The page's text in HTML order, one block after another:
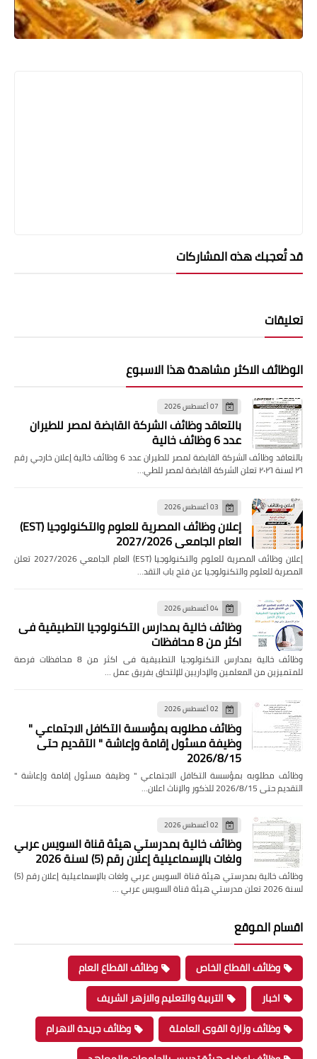
قد تُعجبك هذه المشاركات
تعليقات
الوظائف الاكثر مشاهدة هذا الاسبوع
07 أغسطس 2026
بالتعاقد وظائف الشركة القابضة لمصر للطيران
عدد 6 وظائف خالية
بالتعاقد وظائف الشركة القابضة لمصر للطيران عدد 6 وظائف خالية إعلان خارجي رقم
٢٦ لسنة ٢٠٢٦ تعلن الشركة القابضة لمصر للطي…
03 أغسطس 2026
إعلان وظائف المصرية للعلوم والتكنولوجيا (EST)
العام الجامعي 2027/2026
إعلان وظائف المصرية للعلوم والتكنولوجيا (EST) العام الجامعي 2027/2026 تعلن
المصرية للعلوم والتكنولوجيا عن فتح باب التقد…
04 أغسطس 2026
وظائف خالية بمدارس التكنولوجيا التطبيقية فى
اكثر من 8 محافظات
وظائف خالية بمدارس التكنولوجيا التطبيقية فى اكثر من 8 محافظات فرصة
للمتميزين من المعلمين والإداريين للإلتحاق بفريق عمل …
02 أغسطس 2026
وظائف مطلوبه بمؤسسة التكافل الاجتماعي "
وظيفة مسئول إقامة وإعاشة " التقديم حتى
2026/8/15
وظائف مطلوبه بمؤسسة التكافل الاجتماعي " وظيفة مسئول إقامة وإعاشة "
التقديم حتى 2026/8/15 للذكور والإناث اعلان…
02 أغسطس 2026
وظائف خالية بمدرستي هيئة قناة السويس عربي
ولغات بالإسماعيلية إعلان رقم (5) لسنة 2026
وظائف خالية بمدرستي هيئة قناة السويس عربي ولغات بالإسماعيلية إعلان رقم (5)
لسنة 2026 تعلن مدرستي هيئة قناة السويس عربي …
اقسام الموقع
وظائف القطاع الخاص
وظائف القطاع العام
اخبار
التربية والتعليم والازهر الشريف
وظائف وزارة القوى العاملة
وظائف جريدة الاهرام